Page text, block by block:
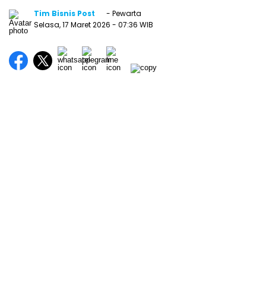
Tim Bisnis Post
- Pewarta
Selasa, 17 Maret 2026 - 07:36 WIB